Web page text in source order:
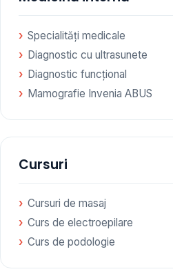
Specialități medicale
Diagnostic cu ultrasunete
Diagnostic funcțional
Mamografie Invenia ABUS
Cursuri
Cursuri de masaj
Curs de electroepilare
Curs de podologie